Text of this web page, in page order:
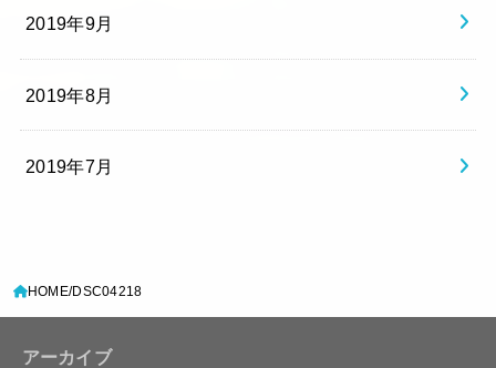
2019年9月
2019年8月
2019年7月
HOME DSC04218
アーカイブ